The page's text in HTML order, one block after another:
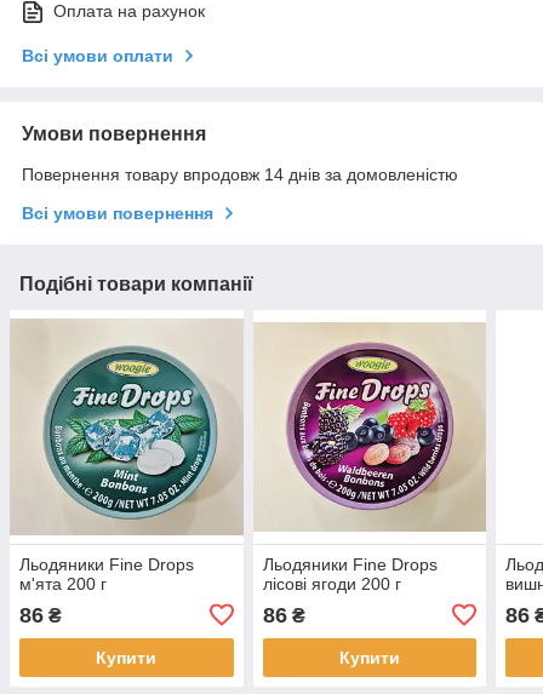
Оплата на рахунок
Всі умови оплати
Умови повернення
Повернення товару впродовж 14 днів за домовленістю
Всі умови повернення
Подібні товари компанії
Льодяники Fine Drops
м'ята 200 г
86 ₴
Купити
Льодяники Fine Drops
лісові ягоди 200 г
86₴
Купити
86